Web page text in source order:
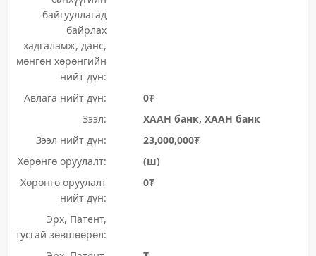
байгууллагад
байрлах
хадгаламж, данс,
мөнгөн хөрөнгийн
нийт дүн:
Авлага нийт дүн:
0₮
Зээл:
ХААН банк, ХААН банк
Зээл нийт дүн:
23,000,000₮
Хөрөнгө оруулалт:
(ш)
Хөрөнгө оруулалт
нийт дүн:
0₮
Эрх, Патент,
тусгай зөвшөөрөл: